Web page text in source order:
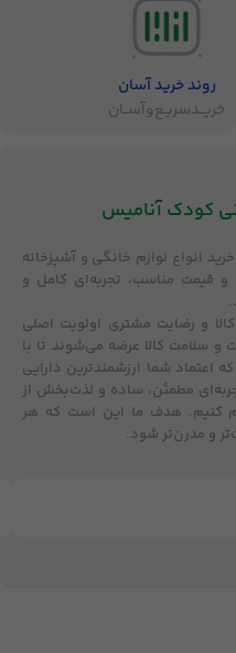
روند خرید آسان
خریــد‌سریـع‌و‌آســان
کودک آنامیس
انواع لوازم خانگی و آشپزخانه
و قیمت مناسب، تجربه‌ای کامل و
و رضایت مشتری اولویت اصلی
و سلامت کالا عرضه می‌شوند تا با
اعتماد شما ارزشمندترین دارایی
مطمئن، ساده و لذت‌بخش از
کنیم. هدف ما این است که هر
و مدرن‌تر شود.